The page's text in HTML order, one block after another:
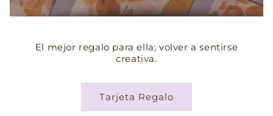
El mejor regalo para ella; volver a sentirse
creativa.
Tarjeta Regalo